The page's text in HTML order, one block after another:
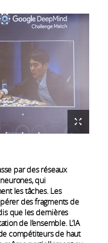
par des réseaux
qui
les tâches. Les
des fragments de
que les dernières
de l’ensemble. L’IA
compétiteurs de haut